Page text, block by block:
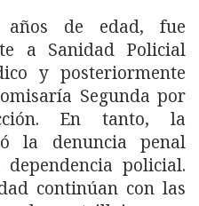
de edad, fue
a Sanidad Policial
y posteriormente
Segunda por
En tanto, la
la denuncia penal
policial.
continúan con las